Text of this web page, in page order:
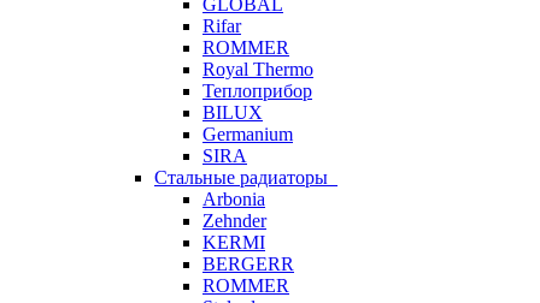
GLOBAL
Rifar
ROMMER
Royal Thermo
Теплоприбор
BILUX
Germanium
SIRA
Стальные радиаторы
Arbonia
Zehnder
KERMI
BERGERR
ROMMER